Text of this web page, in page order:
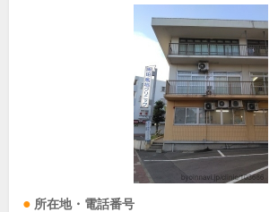
所在地・電話番号